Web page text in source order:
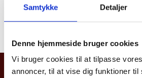
Samtykke Detaljer
Denne hjemmeside bruger cookies
Vi bruger cookies til at tilpasse
annoncer, til at vise dig funktioner til
Cliqueaquipara saber mais sobre